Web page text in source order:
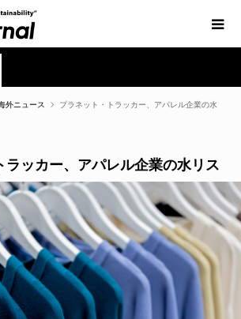
外ニュース
プラネット・トラッカー、アパレル企業の水
ラッカー、アパレル企業の水リス